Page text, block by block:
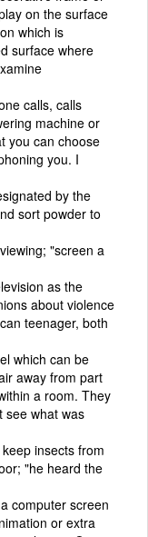
on the surface
which is
surface where
calls, calls
machine or
you can choose
you. I
by the
sort powder to
"screen a
as the
about violence
teenager, both
which can be
away from part
a room. They
see what was
insects from
"he heard the
computer screen
or extra